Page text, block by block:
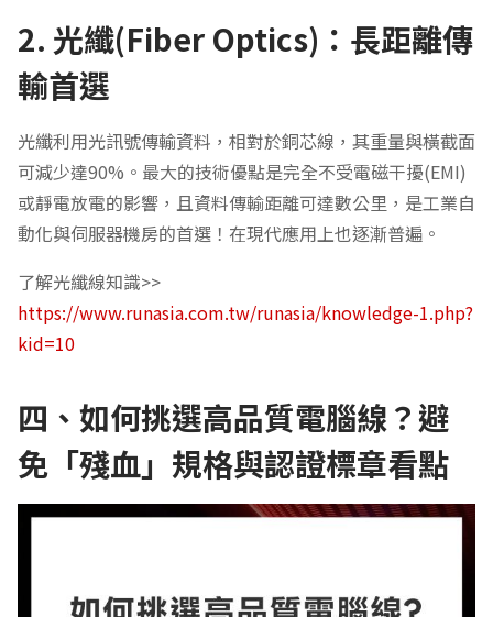
2. 光纖(Fiber Optics)：長距離傳
輸首選
光纖利用光訊號傳輸資料，相對於銅芯線，其重量與橫截面
可減少達90%。最大的技術優點是完全不受電磁干擾(EMI)
或靜電放電的影響，且資料傳輸距離可達數公里，是工業自
動化與伺服器機房的首選！在現代應用上也逐漸普遍。
了解光纖線知識>>
https://www.runasia.com.tw/runasia/knowledge-1.php?
kid=10
四、如何挑選高品質電腦線？避
免「殘血」規格與認證標章看點